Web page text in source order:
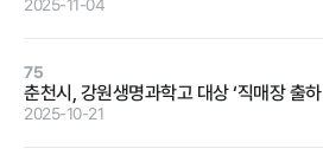
및 집행현황
계약 달성정
도
2025-11-04
75
춘천시, 강원생명과학고 대상 ‘직매장 출
2025-10-21